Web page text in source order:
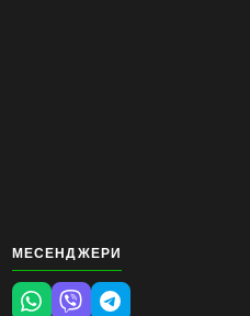
МЕСЕНДЖЕРИ